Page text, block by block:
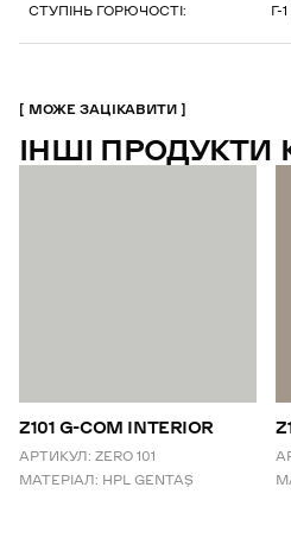
СТУПІНЬ ГОРЮЧОСТІ:
Г-
МОЖЕ ЗАЦІКАВИТИ
ІНШІ ПРОДУКТИ
Z101 G-COM INTERIOR
АРТИКУЛ: ZERO 101
МАТЕРІАЛ: HPL GENTAŞ